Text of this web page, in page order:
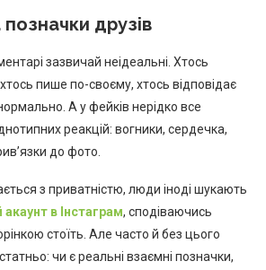
друзів
зазвичай неідеальні. Хтось
пише по-своєму, хтось відповідає
А у фейків нерідко все
реакцій: вогники, сердечка,
до фото.
з приватністю, люди іноді шукають
в Інстаграм, сподіваючись
стоїть. Але часто й без цього
чи є реальні взаємні позначки,